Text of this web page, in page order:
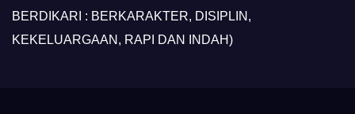
BERDIKARI : BERKARAKTER, DISIPLIN,
KEKELUARGAAN, RAPI DAN INDAH)